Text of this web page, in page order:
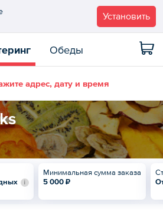
Установить
Обеды
адрес, дату и время
Минимальная сумма заказа
5 000 ₽